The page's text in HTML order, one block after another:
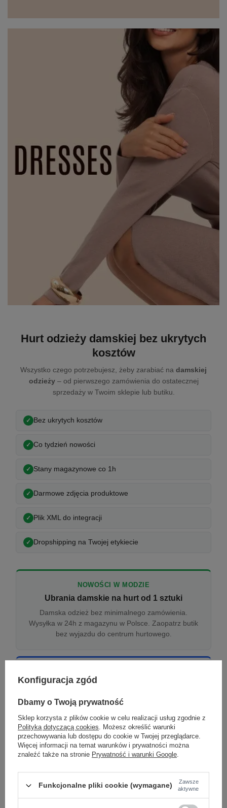
Hurt odzieży damskiej bez ukrytych
kosztów
Wszystko czego potrzebujesz, żeby zarabiać na damskiej
odzieży– od pierwszego zamówienia do ostatecznej
sprzedaży w Twoim sklepie lub butiku.
Bez ukrytych kosztów
Co tydzień nowości
Stany magazynowe co 1h
Darmowe zdjęcia produktowe
Plik XML do integracji
Dropshipping na Twojej etykiecie
NOWOŚCI W MODZIE
Ubrania damskie na hurt od 1 sztuki
Damska odzież bez minimalnego zamówienia.
Wysyłka w 24h z magazynu w Polsce. Zaopatrz butik
bez wyjazdu do centrum hurtowego.
Odzież damska hurtowo online
Internetowa hurtownia damska z plikiem XML/CSV.
Aktualizacja stanów co godzinę.
DROPSHIPPING
Damskie ubrania w dropshippingu
Hurt odzieży damskiej z wysyłką na etykiecie Twojego
sklepu w całej UE. Zero magazynu, zero
Konfiguracja zgód
Dbamy o Twoją prywatność
Sklep korzysta z plików cookie w celu realizacji usług zgodnie z
Polityką dotyczącą cookies. Możesz określić warunki
przechowywania lub dostępu do cookie w Twojej przeglądarce.
Więcej informacji na temat warunków i prywatności można
znaleźć także na stronie Prywatność i warunki Google.
Funkcjonalne pliki cookie (wymagane)
Zawsze
aktywne